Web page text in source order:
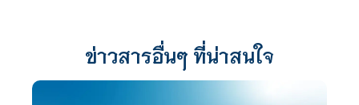
ข่าวสารอื่นๆ ที่น่าสนใจ